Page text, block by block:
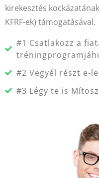
kirekesztés
KFRF-ek) támogatásával.
#1 Csatlakozz a
#2 Vegyél részt e-
#3 Légy te is